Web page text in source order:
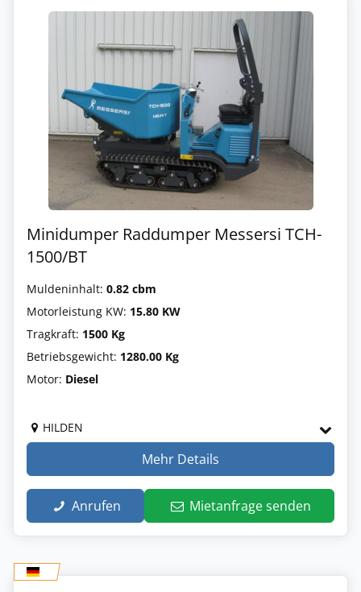
Minidumper Raddumper Messersi TCH-
1500/BT
Muldeninhalt: 0.82 cbm
Motorleistung KW: 15.80 KW
Tragkraft: 1500 Kg
Betriebsgewicht: 1280.00 Kg
Motor: Diesel
HILDEN
Mehr Details
Anrufen Mietanfrage senden